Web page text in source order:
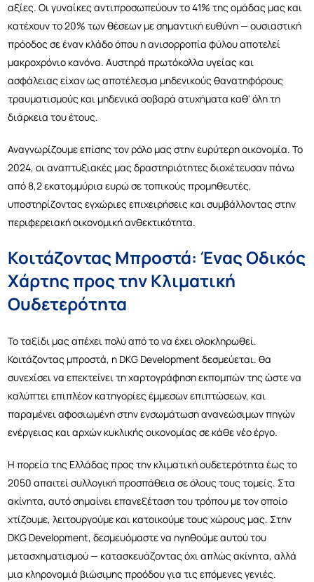
αξίες. Οι γυναίκες αντιπροσωπεύουν το 41% της ομάδας μας και
κατέχουν το 20% των θέσεων με σημαντική ευθύνη — ουσιαστική
πρόοδος σε έναν κλάδο όπου η ανισορροπία φύλου αποτελεί
μακροχρόνιο κανόνα. Αυστηρά πρωτόκολλα υγείας και
ασφάλειας είχαν ως αποτέλεσμα μηδενικούς θανατηφόρους
τραυματισμούς και μηδενικά σοβαρά ατυχήματα καθ' όλη τη
διάρκεια του έτους.
Αναγνωρίζουμε επίσης τον ρόλο μας στην ευρύτερη οικονομία. Το
2024, οι αναπτυξιακές μας δραστηριότητες διοχέτευσαν πάνω
από 8,2 εκατομμύρια ευρώ σε τοπικούς προμηθευτές,
υποστηρίζοντας εγχώριες επιχειρήσεις και συμβάλλοντας στην
περιφερειακή οικονομική ανθεκτικότητα.
Κοιτάζοντας Μπροστά: Ένας Οδικός
Χάρτης προς την Κλιματική
Ουδετερότητα
Το ταξίδι μας απέχει πολύ από το να έχειολοκληρωθεί.
Κοιτάζοντας μπροστά, η DKG Development δεσμεύεται.θα
συνεχίσει να επεκτείνει τη χαρτογράφηση εκπομπών της ώστε να
καλύπτει επιπλέον κατηγορίες έμμεσων επιπτώσεων, και
παραμένει αφοσιωμένη στην ενσωμάτωση ανανεώσιμων πηγών
ενέργειας και αρχών κυκλικής οικονομίας σε κάθε νέο έργο.
Η πορεία της Ελλάδας προς την κλιματική ουδετερότητα έως το
2050 απαιτεί συλλογική προσπάθεια σε όλους τους τομείς. Στα
ακίνητα, αυτό σημαίνει επανεξέταση του τρόπου με τον οποίο
χτίζουμε, λειτουργούμε και κατοικούμε τους χώρους μας. Στην
DKG Development, δεσμευόμαστε να ηγηθούμε αυτού του
μετασχηματισμού — κατασκευάζοντας όχι απλώς ακίνητα, αλλά
μια κληρονομιά βιώσιμης προόδου για τις επόμενες γενιές.